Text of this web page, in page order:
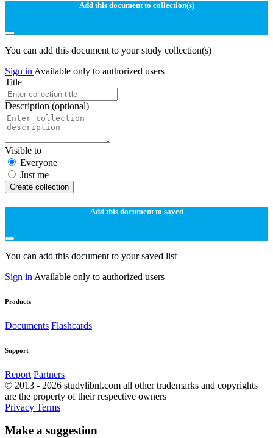
Add this document to collection(s)
You can add this document to your study collection(s)
Sign in Available only to authorized users
Title
Description (optional)
Visible to
Everyone
Just me
Create collection
Add this document to saved
You can add this document to your saved list
Sign in Available only to authorized users
Products
Documents Flashcards
Support
Report Partners
© 2013 - 2026 studylibnl.com all other trademarks and copyrights
are the property of their respective owners
Privacy Terms
Make a suggestion